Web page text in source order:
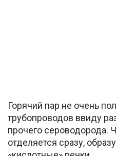
Горячий пар не очень
трубопроводов ввиду
прочего сероводорода.
отделяется сразу,